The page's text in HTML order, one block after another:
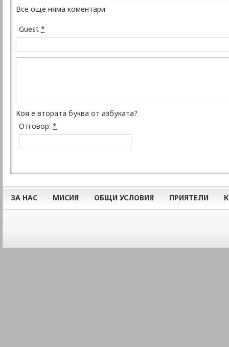
Все още няма коментари
Guest *
Коя е втората буква от азбуката?
Отговор: *
ЗА НАС МИСИЯ ОБЩИ УСЛОВИЯ ПРИЯТЕЛИ